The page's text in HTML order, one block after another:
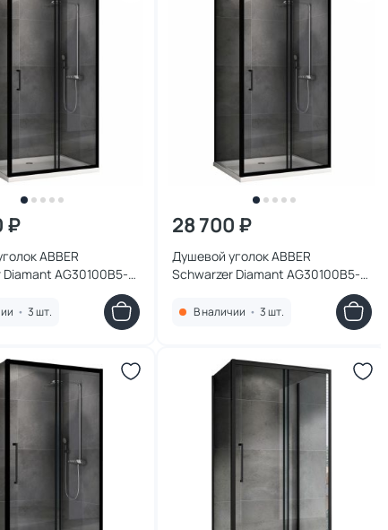
₽
ABBER
AG30100B5-
прозрачное
• 3 шт.
28 700 ₽
Душевой уголок ABBER
Schwarzer Diamant AG30100B5-
черный, стекло прозрачное
В наличии • 3 шт.